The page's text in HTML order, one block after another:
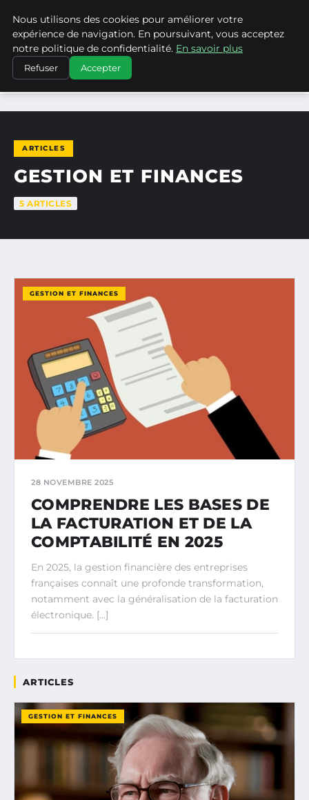
MEDIA EDGE
ACCUEIL GESTION ET FINANCES
ARTICLES
GESTION ET FINANCES
5 ARTICLES
GESTION ET FINANCES
28 NOVEMBRE 2025
COMPRENDRE LES BASES DE
LA FACTURATION ET DE LA
COMPTABILITÉ EN 2025
En 2025, la gestion financière des entreprises
françaises connaît une profonde transformation,
notamment avec la généralisation de la facturation
électronique. […]
ARTICLES
GESTION ET FINANCES
Nous utilisons des cookies pour améliorer votre
expérience de navigation. En poursuivant, vous acceptez
notre politique de confidentialité. En savoir plus
Refuser Accepter